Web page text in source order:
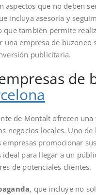
que no deben
incluya asesoría y
que también permite
empresa de buzoneo
publicitaria.
de
de Montalt ofrecen
negocios locales. Uno
empresas promocionar
para llegar a un
de potenciales clientes.
, que incluye no